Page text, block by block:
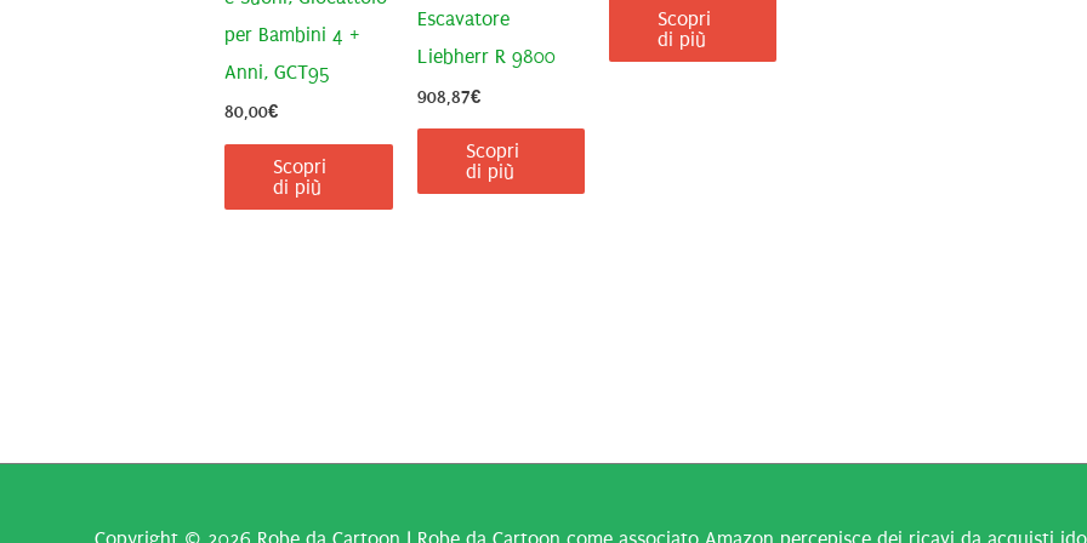
per Bambini 4 +
Anni, GCT95
80,00€
Scopri
di più
Escavatore
Liebherr R 9800
908,87€
Scopri
di più
Scopri
di più
Copyright © 2026 Robe da Cartoon | Robe da Cartoon come associato Amazon percepisce dei ricavi da acquisti